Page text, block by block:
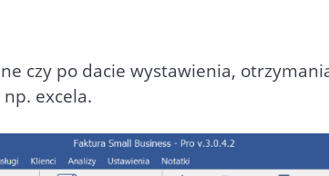
czy po dacie wystawienia,
excela.